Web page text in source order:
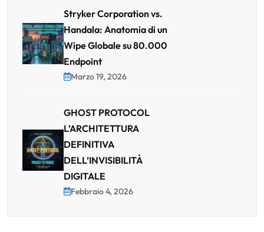
Stryker Corporation vs.
Handala: Anatomia di un
Wipe Globale su 80.000
Endpoint
Marzo 19, 2026
GHOST PROTOCOL
L’ARCHITETTURA
DEFINITIVA
DELL’INVISIBILITÀ
DIGITALE
Febbraio 4, 2026